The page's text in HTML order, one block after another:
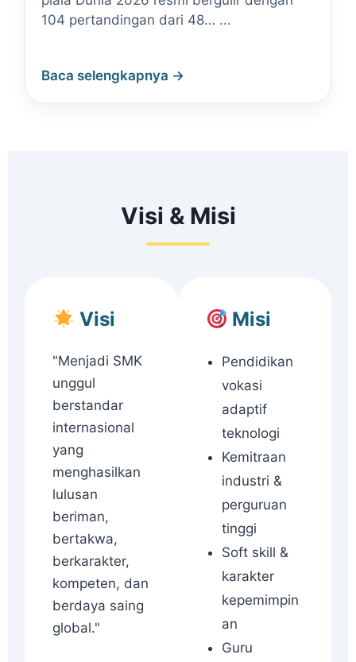
104 pertandingan dari 48… ...
Baca selengkapnya →
Visi & Misi
Visi
"Menjadi SMK
unggul
berstandar
internasional
yang
menghasilkan
lulusan
beriman,
bertakwa,
berkarakter,
kompeten, dan
berdaya saing
global."
Misi
Pendidikan
vokasi
adaptif
teknologi
Kemitraan
industri &
perguruan
tinggi
Soft skill &
karakter
kepemimpin
an
Guru